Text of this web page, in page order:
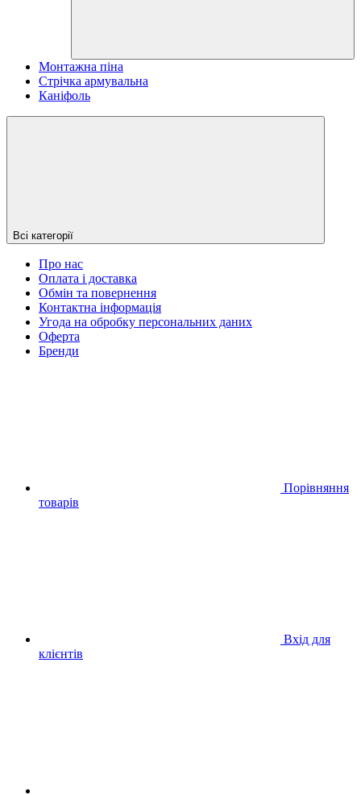
Монтажна піна
Стрічка армувальна
Каніфоль
Всі категорії
Про нас
Оплата і доставка
Обмін та повернення
Контактна інформація
Угода на обробку персональних даних
Оферта
Бренди
Порівняння
товарів
Вхід для
клієнтів